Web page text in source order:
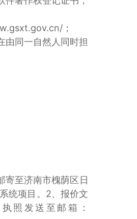
；
由同一自然人同时担
寄至济南市槐荫区日
统项目。2、报价文
照发送至邮箱：